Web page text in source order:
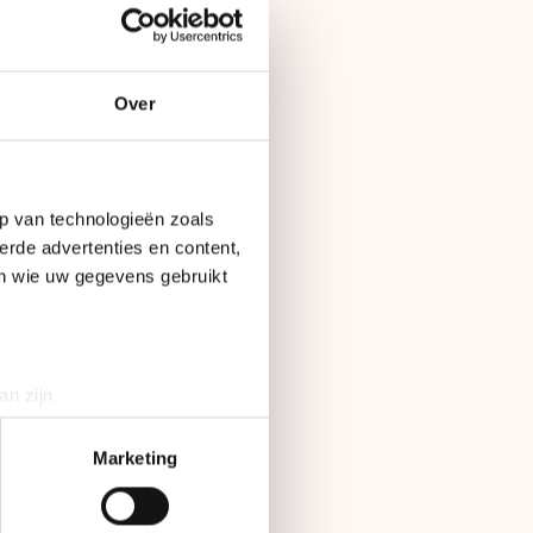
Over
van technologieën zoals
advertenties en content,
wie uw gegevens gebruikt
zijn
detailgedeeltein. U kunt uw
Marketing
gehouden. In
naam
in Dordrecht
lof over die
Bij de
dan ooit en
Nederlands relay-